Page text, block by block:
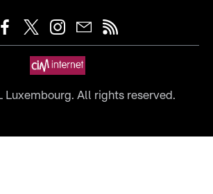
Luxembourg. All rights reserved.